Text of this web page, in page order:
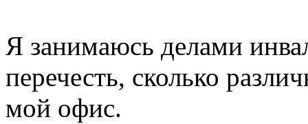
Я занимаюсь делами
перечесть, сколько
мой офис.